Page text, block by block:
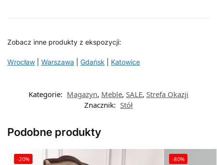
Zobacz inne produkty z ekspozycji:
Wrocław Warszawa Gdańsk Katowice
Kategorie: Magazyn, Meble, SALE, Strefa Okazji
Znacznik: Stół
Podobne produkty
-20% -80%